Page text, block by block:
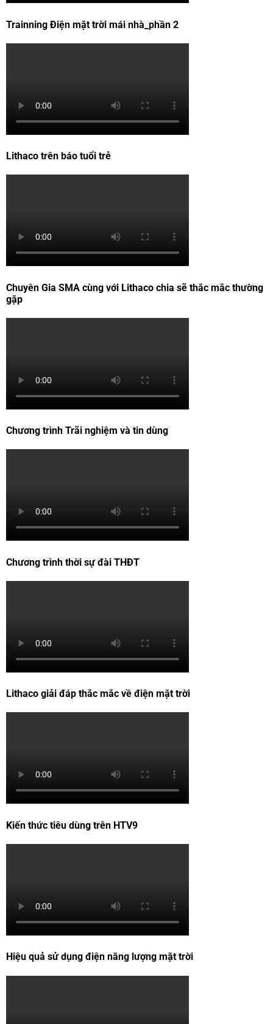
Trainning Điện mặt trời mái nhà_phần 2
Lithaco trên báo tuổi trẻ
Chuyên Gia SMA cùng với Lithaco chia sẽ thắc mắc thường
gặp
Chương trình Trãi nghiệm và tin dùng
Chương trình thời sự đài THĐT
Lithaco giải đáp thắc mắc về điện mặt trời
Kiến thức tiêu dùng trên HTV9
Hiệu quả sử dụng điện năng lượng mặt trời